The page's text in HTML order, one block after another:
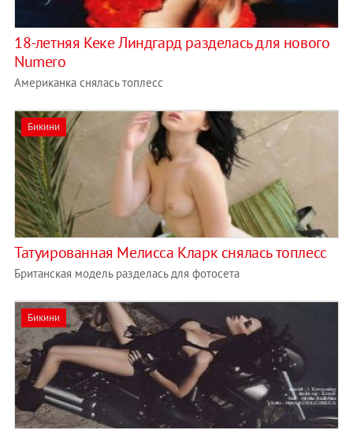
​18-летняя Кеке Линдгард разделась для нового
Numero
Американка снялась топлесс
Бикини
Татуированная Мелисса Кларк снялась топлесс
Британская модель разделась для фотосета
Бикини